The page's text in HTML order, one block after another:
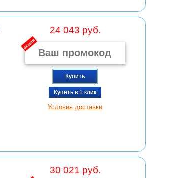
24 043 руб.
акция
Купить
Купить в 1 клик
Условия доставки
30 021 руб.